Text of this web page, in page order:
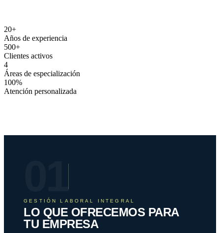
20+
Años de experiencia
500+
Clientes activos
4
Áreas de especialización
100%
Atención personalizada
GESTIÓN LABORAL INTEGRAL
LO QUE OFRECEMOS PARA
TU EMPRESA